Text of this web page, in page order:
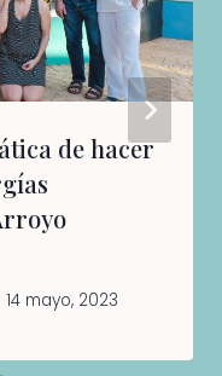
de hacer
14 mayo, 2023